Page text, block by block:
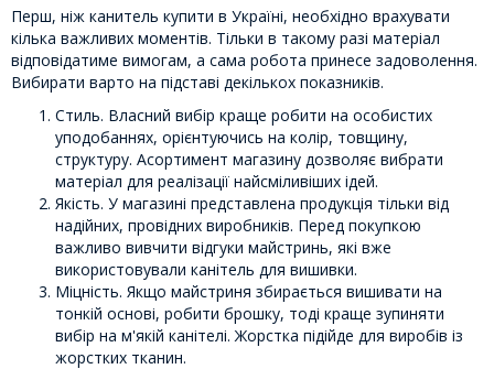
Перш, ніж канитель купити в Україні, необхідно врахувати
кілька важливих моментів. Тільки в такому разі матеріал
відповідатиме вимогам, а сама робота принесе задоволення.
Вибирати варто на підставі декількох показників.
Стиль. Власний вибір краще робити на особистих
уподобаннях, орієнтуючись на колір, товщину,
структуру. Асортимент магазину дозволяє вибрати
матеріал для реалізації найсміливіших ідей.
Якість. У магазині представлена продукція тільки від
надійних, провідних виробників. Перед покупкою
важливо вивчити відгуки майстринь, які вже
використовували канітель для вишивки.
Міцність. Якщо майстриня збирається вишивати на
тонкій основі, робити брошку, тоді краще зупиняти
вибір на м'якій канітелі. Жорстка підійде для виробів із
жорстких тканин.